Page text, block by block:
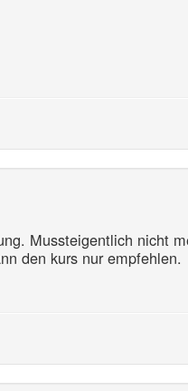
Mussteigentlich nicht
den kurs nur empfehlen.